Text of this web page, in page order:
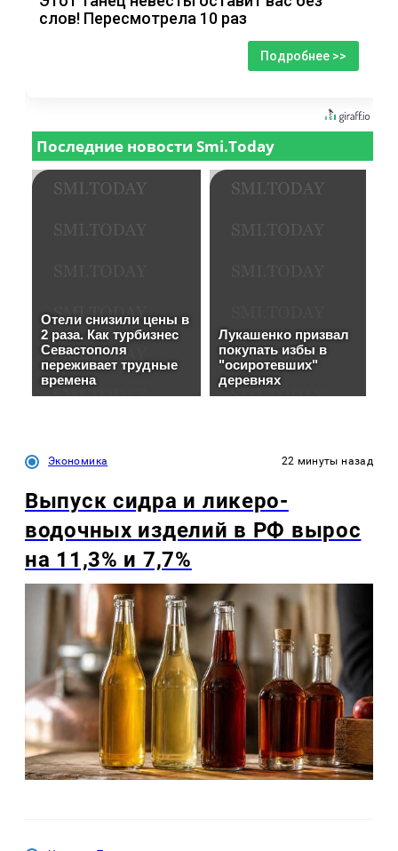
слов! Пересмотрела 10 раз
Подробнее >>
Экономика 22 минуты назад
Выпуск сидра и ликеро-
водочных изделий в РФ вырос
на 11,3% и 7,7%